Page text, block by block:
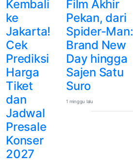
Kembali
ke
Jakarta!
Cek
Prediksi
Harga
Tiket
dan
Jadwal
Presale
Konser
2027
Film Akhir
Pekan, dari
Spider-Man:
Brand New
Day hingga
Sajen Satu
Suro
1 minggu lalu